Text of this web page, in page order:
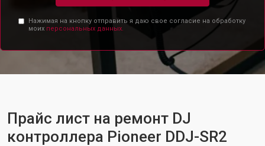
Нажимая на кнопку отправить я даю свое согласие на обработку
моих персональных данных.
Прайс лист на ремонт DJ
контроллера Pioneer DDJ-SR2